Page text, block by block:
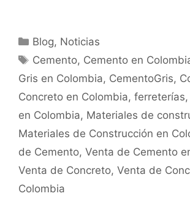
Blog, Noticias
Cemento, Cemento en
Gris en Colombia, CementoGris,
Concreto en Colombia, ferreterías,
en Colombia, Materiales de
Materiales de Construcción en
de Cemento, Venta de Cemento
Venta de Concreto, Venta de
Colombia